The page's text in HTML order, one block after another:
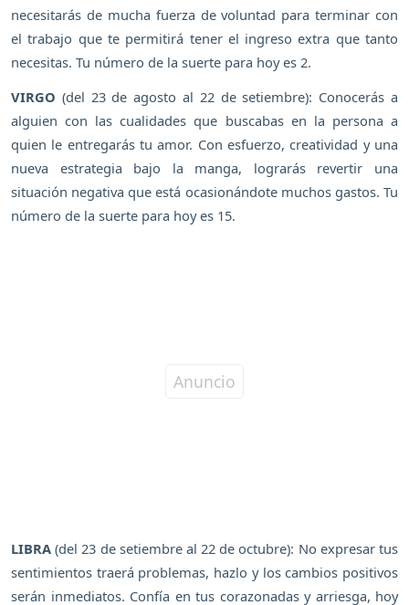
necesitarás de mucha fuerza de voluntad para terminar con
el trabajo que te permitirá tener el ingreso extra que tanto
necesitas. Tu número de la suerte para hoy es 2.
VIRGO (del 23 de agosto al 22 de setiembre): Conocerás a
alguien con las cualidades que buscabas en la persona a
quien le entregarás tu amor. Con esfuerzo, creatividad y una
nueva estrategia bajo la manga, lograrás revertir una
situación negativa que está ocasionándote muchos gastos. Tu
número de la suerte para hoy es 15.
LIBRA (del 23 de setiembre al 22 de octubre): No expresar tus
sentimientos traerá problemas, hazlo y los cambios positivos
serán inmediatos. Confía en tus corazonadas y arriesga, hoy